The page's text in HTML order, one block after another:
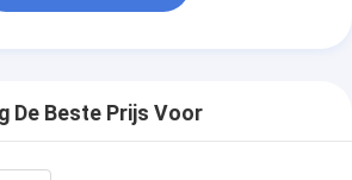
De Beste Prijs Voor